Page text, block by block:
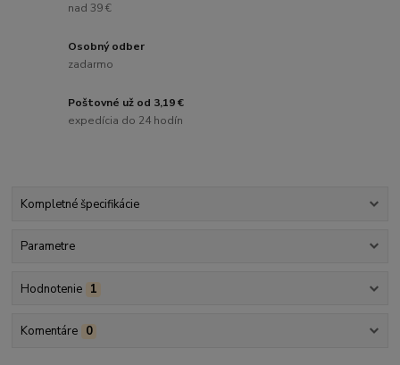
nad 39 €
Osobný odber
zadarmo
Poštovné už od 3,19 €
expedícia do 24 hodín
Kompletné špecifikácie
Parametre
Hodnotenie 1
Komentáre 0